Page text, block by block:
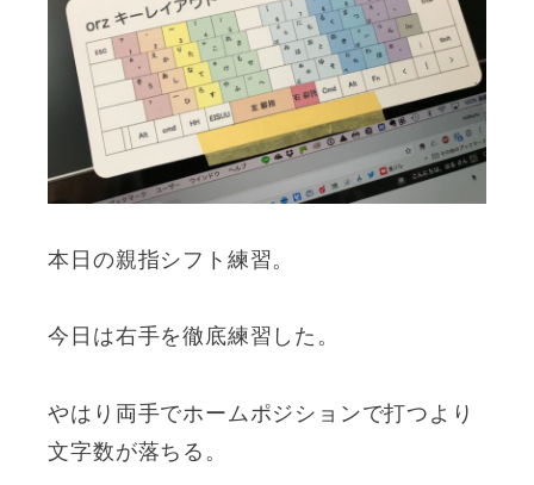
本日の親指シフト練習。
今日は右手を徹底練習した。
やはり両手でホームポジションで打つより
文字数が落ちる。